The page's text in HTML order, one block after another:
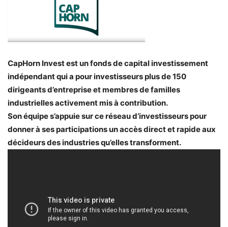
CapHorn Invest est un fonds de capital investissement
indépendant qui a pour investisseurs plus de 150
dirigeants d’entreprise et membres de familles
industrielles activement mis à contribution.
Son équipe s’appuie sur ce réseau d’investisseurs pour
donner à ses participations un accès direct et rapide aux
décideurs des industries qu’elles transforment.